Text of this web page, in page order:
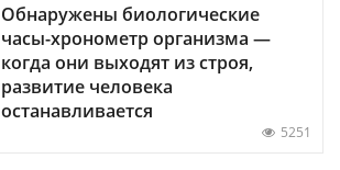
Обнаружены биологические
часы-хронометр организма —
когда они выходят из строя,
развитие человека
останавливается
5251